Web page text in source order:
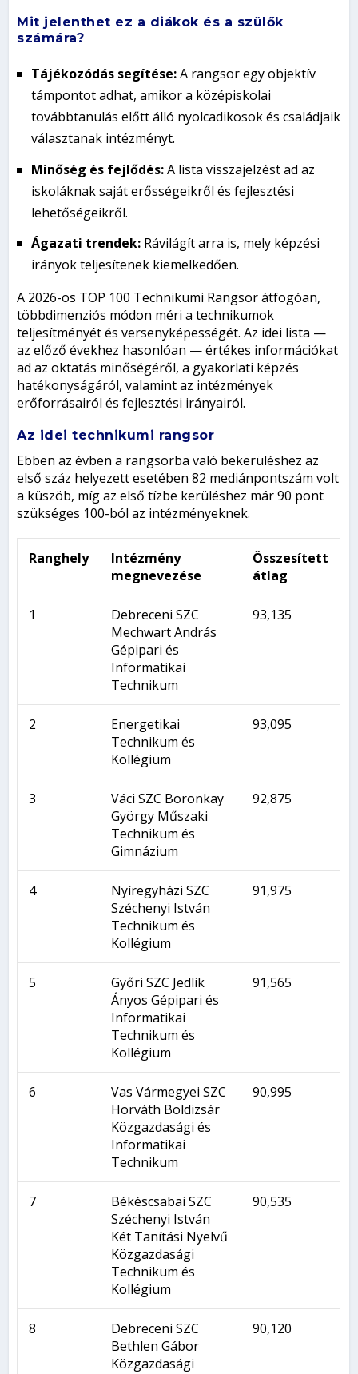
Mit jelenthet ez a diákok és a szülők
számára?
Tájékozódás segítése:A rangsor egy objektív
támpontot adhat, amikor a középiskolai
továbbtanulás előtt álló nyolcadikosok és családjaik
választanak intézményt.
Minőség és fejlődés:A lista visszajelzést ad az
iskoláknak saját erősségeikről és fejlesztési
lehetőségeikről.
Ágazati trendek: Rávilágít arra is, mely képzési
irányok teljesítenek kiemelkedően.
A 2026-os TOP 100 Technikumi Rangsor átfogóan,
többdimenziós módon méri a technikumok
teljesítményét és versenyképességét. Az idei lista —
az előző évekhez hasonlóan — értékes információkat
ad az oktatás minőségéről, a gyakorlati képzés
hatékonyságáról, valamint az intézmények
erőforrásairól és fejlesztési irányairól.
Az idei technikumi rangsor
Ebben az évben a rangsorba való bekerüléshez az
első száz helyezett esetében 82 mediánpontszám volt
a küszöb, míg az első tízbe kerüléshez már 90 pont
szükséges 100-ból az intézményeknek.
Ranghely
Intézmény
megnevezése
Összesített
átlag
1
Debreceni SZC
Mechwart András
Gépipari és
Informatikai
Technikum
93,135
2
Energetikai
Technikum és
Kollégium
93,095
3
Váci SZC Boronkay
György Műszaki
Technikum és
Gimnázium
92,875
4
Nyíregyházi SZC
Széchenyi István
Technikum és
Kollégium
91,975
5
Győri SZC Jedlik
Ányos Gépipari és
Informatikai
Technikum és
Kollégium
91,565
6
Vas Vármegyei SZC
Horváth Boldizsár
Közgazdasági és
Informatikai
Technikum
90,995
7
Békéscsabai SZC
Széchenyi István
Két Tanítási Nyelvű
Közgazdasági
Technikum és
Kollégium
90,535
8
Debreceni SZC
Bethlen Gábor
Közgazdasági
90,120